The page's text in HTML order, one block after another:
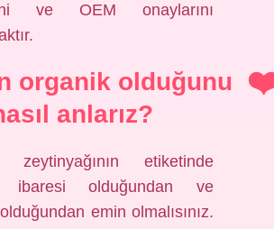
ve OEM onaylarını
organik olduğunu
anlarız?
zeytinyağının etiketinde
ibaresi olduğundan ve
emin olmalısınız.